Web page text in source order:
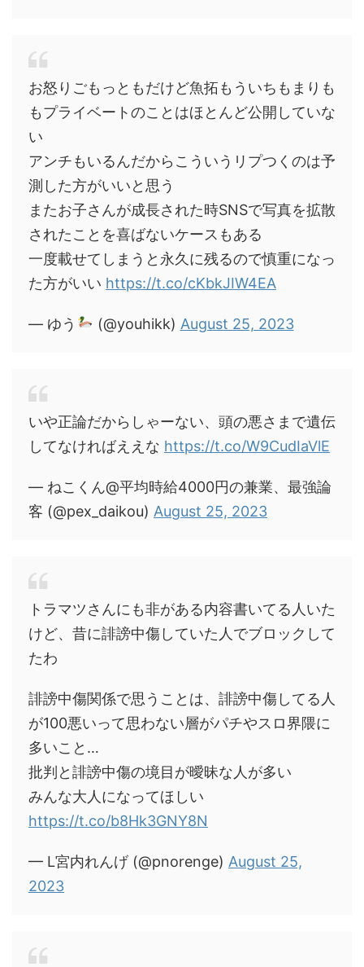
お怒りごもっともだけど魚拓もういちもまりも
もプライベートのことはほとんど公開していな
い
アンチもいるんだからこういうリプつくのは予
測した方がいいと思う
またお子さんが成長された時SNSで写真を拡散
されたことを喜ばないケースもある
一度載せてしまうと永久に残るので慎重になっ
た方がいい https://t.co/cKbkJIW4EA
— ゆう (@youhikk) August 25, 2023
いや正論だからしゃーない、頭の悪さまで遺伝
してなければええな https://t.co/W9CudIaVlE
— ねこくん@平均時給4000円の兼業、最強論
客 (@pex_daikou) August 25, 2023
トラマツさんにも非がある内容書いてる人いた
けど、昔に誹謗中傷していた人でブロックして
たわ
誹謗中傷関係で思うことは、誹謗中傷してる人
が100悪いって思わない層がパチやスロ界隈に
多いこと…
批判と誹謗中傷の境目が曖昧な人が多い
みんな大人になってほしい
https://t.co/b8Hk3GNY8N
— L宮内れんげ (@pnorenge) August 25,
2023